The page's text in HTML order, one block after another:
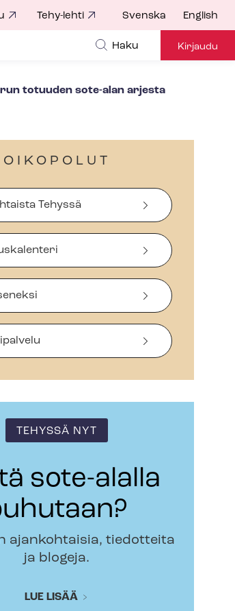
Tehy-lehti Svenska English
Haku Kirjaudu
totuuden sote-alan arjesta
OIKOPOLUT
Tehyssä
TEHYSSÄ NYT
sote-alalla
ajankohtaisia, tiedotteita
ja blogeja.
LUE LISÄÄ